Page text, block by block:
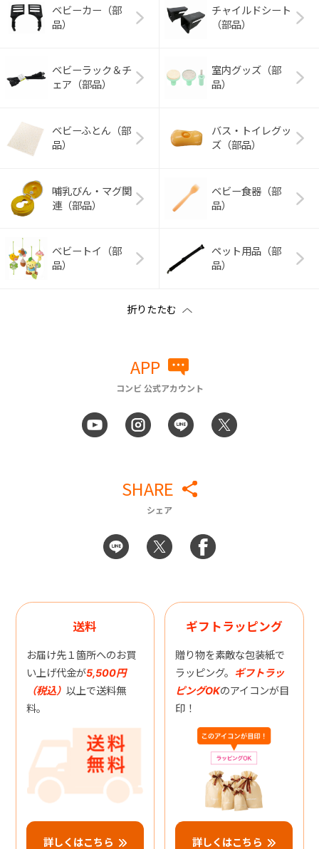
ベビーカー（部
品）
チャイルドシート
（部品）
ベビーラック＆チ
ェア（部品）
室内グッズ（部
品）
ベビーふとん（部
品）
バス・トイレグッ
ズ（部品）
哺乳びん・マグ関
連（部品）
ベビー食器（部
品）
ベビートイ（部
品）
ペット用品（部
品）
APP
コンビ 公式アカウント
SHARE
シェア
送料
お届け先１箇所へのお買
い上げ代金が5,500円
（税込） 以上で送料無
料。
詳しくはこちら
ギフトラッピング
贈り物を素敵な包装紙で
ラッピング。 ギフトラッ
ピングOKのアイコンが目
印！
詳しくはこちら